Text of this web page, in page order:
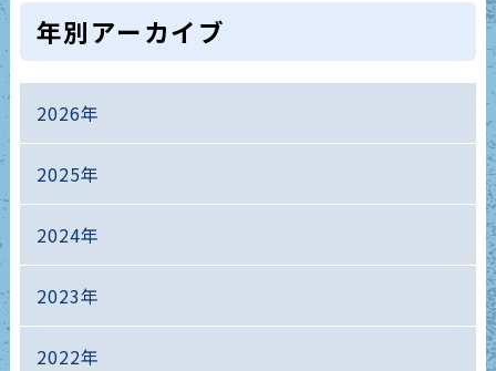
年別アーカイブ
2026年
2025年
2024年
2023年
2022年